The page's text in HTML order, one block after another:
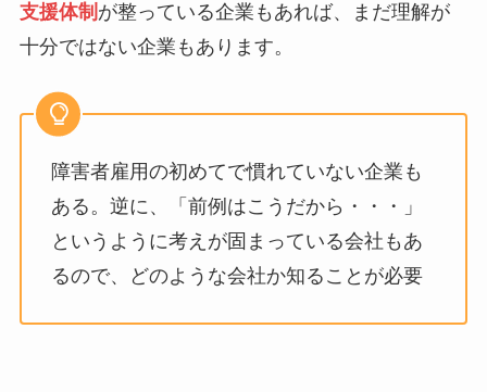
支援体制 が整っている企業もあれば、まだ理解が
十分ではない企業もあります。
障害者雇用の初めてで慣れていない企業も
ある。逆に、「前例はこうだから・・・」
というように考えが固まっている会社もあ
るので、どのような会社か知ることが必要